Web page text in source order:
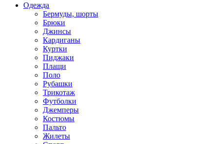
Одежда
Бермуды, шорты
Брюки
Джинсы
Кардиганы
Куртки
Пиджаки
Плащи
Поло
Рубашки
Трикотаж
Футболки
Джемперы
Костюмы
Пальто
Жилеты